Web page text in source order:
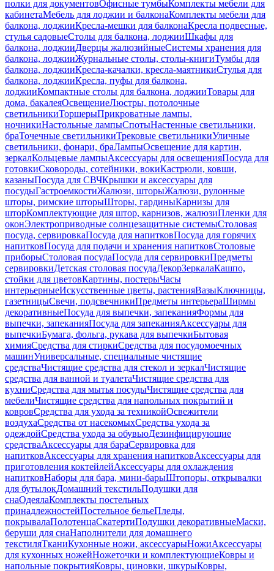
полки для документовОфисные тумбыКомплекты мебели для
кабинетаМебель для лоджии и балконаКомплекты мебели для
балкона, лоджииКресла-мешки для балконаКресла подвесные,
стулья садовыеСтолы для балкона, лоджииШкафы для
балкона, лоджииДверцы жалюзийныеСистемы хранения для
балкона, лоджииЖурнальные столы, столы-книгиТумбы для
балкона, лоджииКресла-качалки, кресла-маятникиСтулья для
балкона, лоджииКресла, пуфы для балкона,
лоджииКомпактные столы для балкона, лоджииТовары для
дома, бакалеяОсвещениеЛюстры, потолочные
светильникиТоршерыПрикроватные лампы,
ночникиНастольные лампыСпотыНастенные светильники,
браТочечные светильникиТрековые светильникиУличные
светильники, фонари, браЛампыОсвещение для картин,
зеркалКольцевые лампыАксессуары для освещенияПосуда для
готовкиСковороды, сотейники, вокиКастрюли, ковши,
казаныПосуда для СВЧКрышки и аксессуары для
посудыГастроемкостиЖалюзи, шторыЖалюзи, рулонные
шторы, римские шторыШторы, гардиныКарнизы для
шторКомплектующие для штор, карнизов, жалюзиПленки для
оконЭлектроприводные солнцезащитные системыСтоловая
посуда, сервировкаПосуда для напитковПосуда для горячих
напитковПосуда для подачи и хранения напитковСтоловые
приборыСтоловая посудаПосуда для сервировкиПредметы
сервировкиДетская столовая посудаДекорЗеркалаКашпо,
стойки для цветовКартины, постерыЧасы
интерьерныеИскусственные цветы, растенияВазыКлючницы,
газетницыСвечи, подсвечникиПредметы интерьераШирмы
декоративныеПосуда для выпечки, запеканияФормы для
выпечки, запеканияПосуда для запеканияАксессуары для
выпечкиБумага, фольга, рукава для выпечкиБытовая
химияСредства для стиркиСредства для посудомоечных
машинУниверсальные, специальные чистящие
средстваЧистящие средства для стекол и зеркалЧистящие
средства для ванной и туалетаЧистящие средства для
кухниСредства для мытья посудыЧистящие средства для
мебелиЧистящие средства для напольных покрытий и
ковровСредства для ухода за техникойОсвежители
воздухаСредства от насекомыхСредства ухода за
одеждойСредства ухода за обувьюДезинфицирующие
средстваАксессуары для бараСервировка для
напитковАксессуары для хранения напитковАксессуары для
приготовления коктейлейАксессуары для охлаждения
напитковНаборы для бара, мини-барыШтопоры, открывалки
для бутылокДомашний текстильПодушки для
снаОдеялаКомплекты постельных
принадлежностейПостельное бельеПледы,
покрывалаПолотенцаСкатертиПодушки декоративныеМаски,
беруши для снаНаполнители для домашнего
текстиляТканиКухонные ножи, аксессуарыНожиАксессуары
для кухонных ножейНожеточки и комплектующиеКовры и
напольные покрытияКовры, циновки, шкурыКовры,